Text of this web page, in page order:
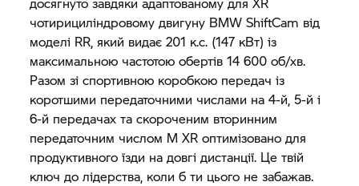
чотирициліндровому двигуну BMW ShiftCam від
моделі RR, який видає 201 к.с. (147 кВт) із
максимальною частотою обертів 14 600 об/хв.
Разом зі спортивною коробкою передач із
коротшими передаточними числами на 4-й, 5-й і
6-й передачах та скороченим вторинним
передаточним числом M XR оптимізовано для
продуктивного їзди на довгі дистанції. Це твій
ключ до лідерства, коли б ти цього не забажав.